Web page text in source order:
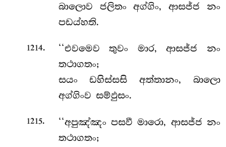
බාලොව ජලිතං අග්ගිං, ආසජ්ජ නං
පඩය්හති.
1214.
‘‘එවමෙව තුවං මාර, ආසජ්ජ නං
තථාගතං;
සයං ඩහිස්සසි අත්තානං, බාලො
අග්ගිංව සම්ඵුසං.
1215. ‘‘අපුඤ්ඤංපසවී මාරො, ආසජ්ජ නං
තථාගතං;